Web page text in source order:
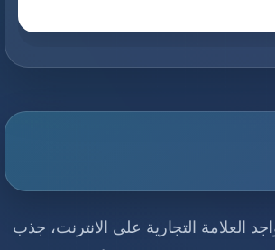
العلامة التجارية على الانترنت، جذب